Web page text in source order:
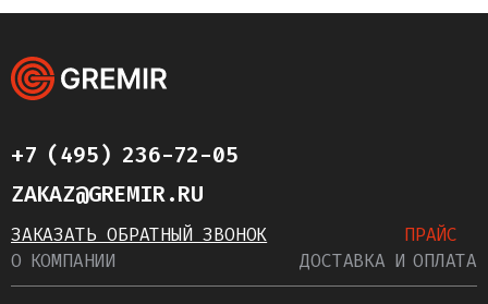
+7 (495) 236-72-05
ZAKAZ@GREMIR.RU
ЗАКАЗАТЬ ОБРАТНЫЙ ЗВОНОК
ПРАЙС
О КОМПАНИИ
ДОСТАВКА И ОПЛАТА